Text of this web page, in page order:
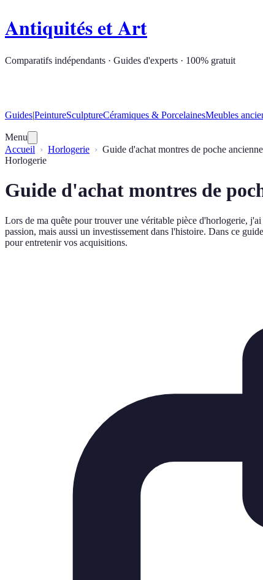
Antiquités et Art
Comparatifs indépendants · Guides d'experts · 100% gratuit
Guides|PeintureSculptureCéramiques & PorcelainesMeubles
Menu
Accueil
Horlogerie
Guide d'achat montres de poche
Horlogerie
Guide d'achat montres de
Lors de ma quête pour trouver une véritable pièce d'horlogerie,
passion, mais aussi un investissement dans l'histoire. Dans ce
pour entretenir vos acquisitions.